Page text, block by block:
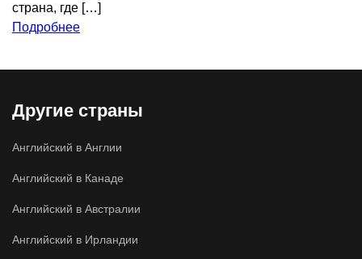
страна, где […]
Подробнее
Другие страны
Английский в Англии
Английский в Канаде
Английский в Австралии
Английский в Ирландии